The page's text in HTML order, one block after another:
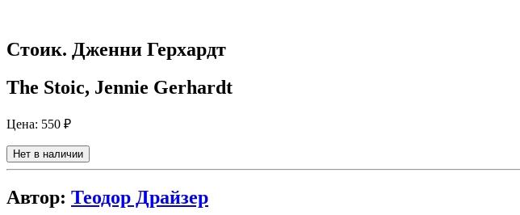
Стоик. Дженни Герхардт
The Stoic, Jennie Gerhardt
Цена: 550 ₽
Нет в наличии
Автор: Теодор Драйзер